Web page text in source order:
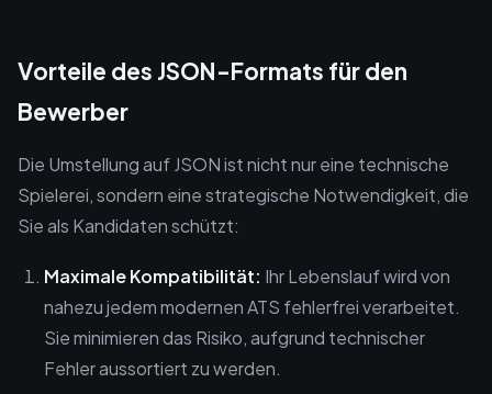
Vorteile des JSON-Formats für den
Bewerber
Die Umstellung auf JSON ist nicht nur eine technische
Spielerei, sondern eine strategische Notwendigkeit, die
Sie als Kandidaten schützt:
Maximale Kompatibilität: Ihr Lebenslauf wird von
nahezu jedem modernen ATS fehlerfrei verarbeitet.
Sie minimieren das Risiko, aufgrund technischer
Fehler aussortiert zu werden.